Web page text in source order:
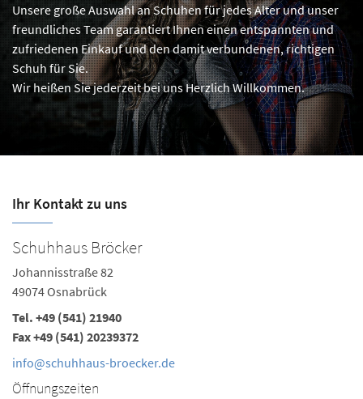
Unsere große Auswahl an Schuhen für jedes Alter und unser
freundliches Team garantiert Ihnen einen entspannten und
zufriedenen Einkauf und den damit verbundenen, richtigen
Schuh für Sie.
Wir heißen Sie jederzeit bei uns Herzlich Willkommen.
Ihr Kontakt zu uns
Schuhhaus Bröcker
Johannisstraße 82
49074 Osnabrück
Tel. +49 (541) 21940
Fax +49 (541) 20239372
info@schuhhaus-broecker.de
Öffnungszeiten